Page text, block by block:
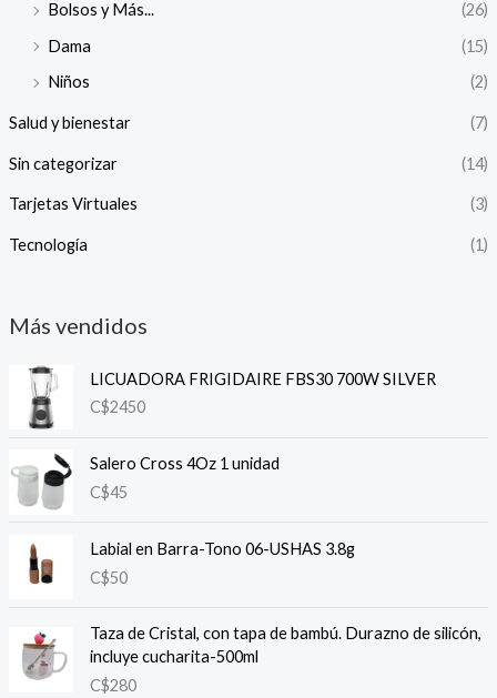
Bolsos y Más...
(26)
Dama
(15)
Niños
(2)
Salud y bienestar (7)
Sin categorizar (14)
Tarjetas Virtuales (3)
Tecnología (1)
Más vendidos
LICUADORA FRIGIDAIRE FBS30 700W SILVER
C$2450
Salero Cross 4Oz 1 unidad
C$45
Labial en Barra-Tono 06-USHAS 3.8g
C$50
Taza de Cristal, con tapa de bambú. Durazno de silicón,
incluye cucharita-500ml
C$280